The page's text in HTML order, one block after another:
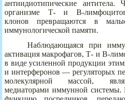
антиидиотипические
организме Т- и В-лимфоцитов
клонов превращаются в
иммунологической памяти.
Наблюдающаяся при
активация макрофагов, Т- и В-
в виде усиленной продукции
и интерферонов — регуляторых
молекулярной массой,
медиаторами иммунной